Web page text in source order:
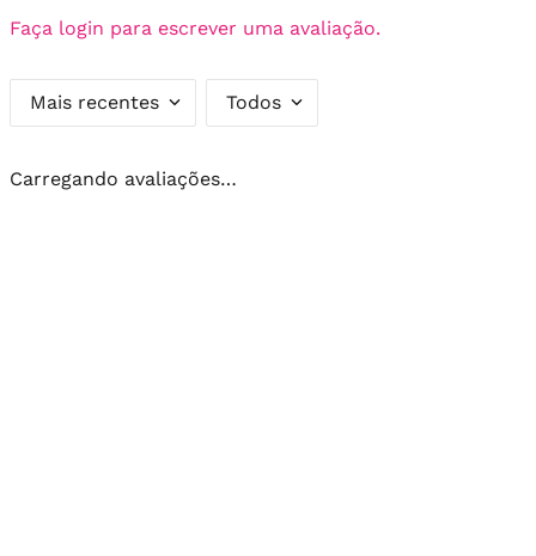
Faça login para escrever uma avaliação.
Mais recentes Todos
Carregando avaliações…